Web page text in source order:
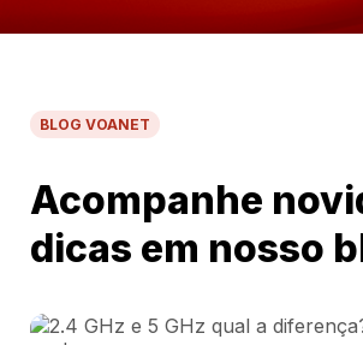
BLOG VOANET
Acompanhe
dicas em nosso